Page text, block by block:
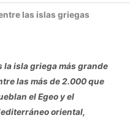
las islas griegas
la isla griega más grande
las más de 2.000 que
el Egeo y el
oriental,